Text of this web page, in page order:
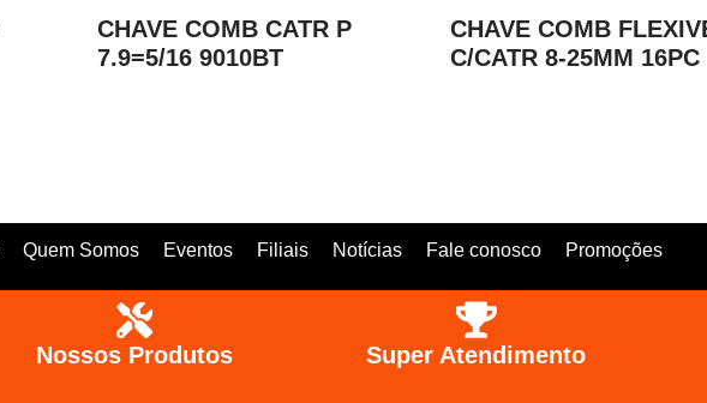
CHAVE COMB CATR P
7.9=5/16 9010BT
CHAVE COMB
C/CATR 8-25MM 16PC
Quem Somos Eventos Filiais Notícias Fale conosco Promoções
Nossos Produtos Super Atendimento